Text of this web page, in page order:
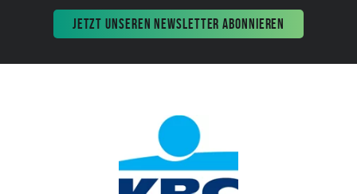
JETZT UNSEREN NEWSLETTER ABONNIEREN